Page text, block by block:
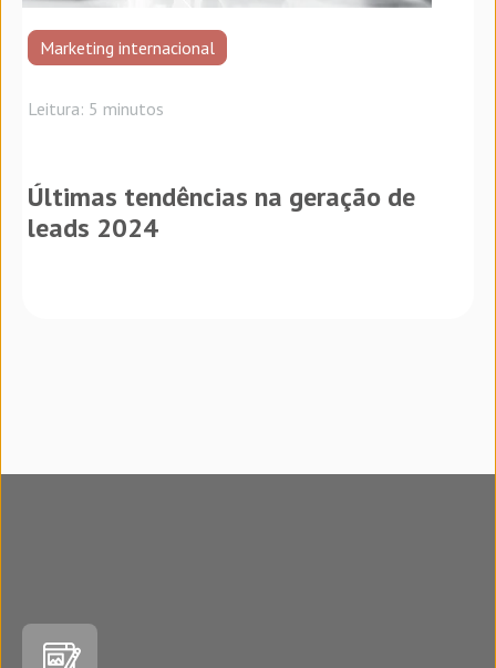
Marketing internacional
Leitura: 5 minutos
Últimas tendências na geração de
leads 2024